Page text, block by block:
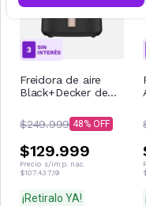
Freidora de aire
Black+Decker de
1BDAR
$249.999 48
$129.999
Precio s/imp. nac.
$107.437,19
¡Retiralo YA!